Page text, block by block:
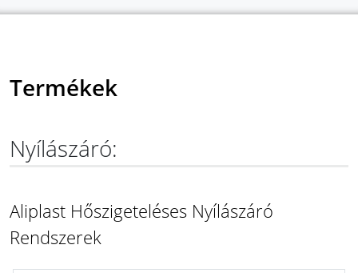
Termékek
Nyílászáró:
Aliplast Hőszigeteléses Nyílászáró
Rendszerek